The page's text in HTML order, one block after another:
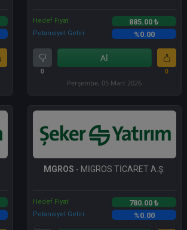
Hedef Fiyat 885.00 ₺
Potansiyel Getiri %0.00
0
Al
0
Perşembe, 05 Mart 2026
MGROS - MİGROS TİCARET A.Ş.
Hedef Fiyat 780.00 ₺
Potansiyel Getiri %0.00